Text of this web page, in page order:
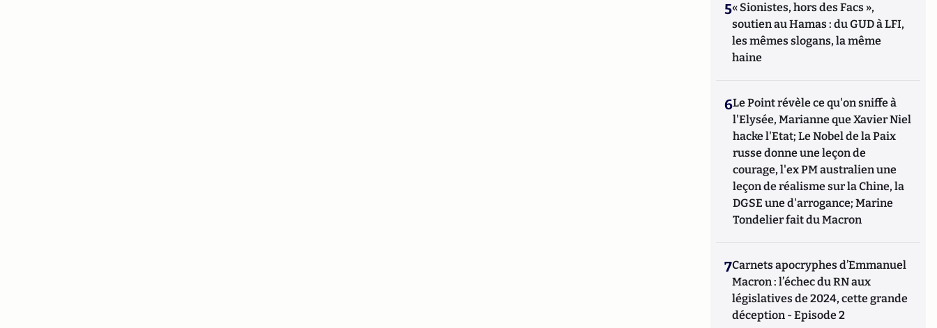
5« Sionistes, hors des Facs »,
soutien au Hamas : du GUD à LFI,
les mêmes slogans, la même
haine
6Le Point révèle ce qu'on sniffe à
l'Elysée, Marianne que Xavier Niel
hacke l'Etat; Le Nobel de la Paix
russe donne une leçon de
courage, l'ex PM australien une
leçon de réalisme sur la Chine, la
DGSE une d'arrogance; Marine
Tondelier fait du Macron
7Carnets apocryphes d’Emmanuel
Macron : l’échec du RN aux
législatives de 2024, cette grande
déception - Episode 2